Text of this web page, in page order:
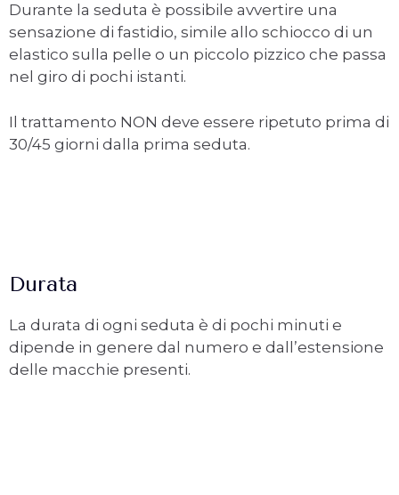
Durante la seduta è possibile avvertire una
sensazione di fastidio, simile allo schiocco di un
elastico sulla pelle o un piccolo pizzico che passa
nel giro di pochi istanti.
Il trattamento NON deve essere ripetuto prima di
30/45 giorni dalla prima seduta.
Durata
La durata di ogni seduta è di pochi minuti e
dipende in genere dal numero e dall’estensione
delle macchie presenti.